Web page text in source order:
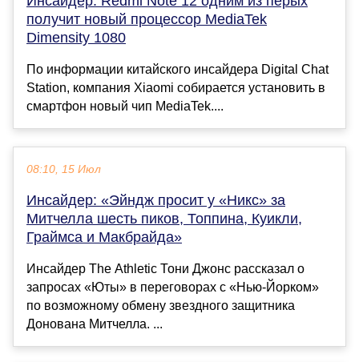
получит новый процессор MediaTek
Dimensity 1080
По информации китайского инсайдера Digital Chat
Station, компания Xiaomi собирается установить в
смартфон новый чип MediaTek....
08:10, 15 Июл
Инсайдер: «Эйндж просит у «Никс» за
Митчелла шесть пиков, Топпина, Куикли,
Граймса и Макбрайда»
Инсайдер The Athletic Тони Джонс рассказал о
запросах «Юты» в переговорах с «Нью-Йорком»
по возможному обмену звездного защитника
Донована Митчелла. ...